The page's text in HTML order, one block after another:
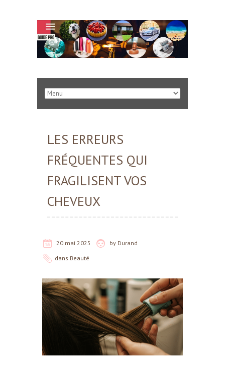
LES ERREURS
FRÉQUENTES QUI
FRAGILISENT VOS
CHEVEUX
20 mai 2025 by Durand
dans Beauté